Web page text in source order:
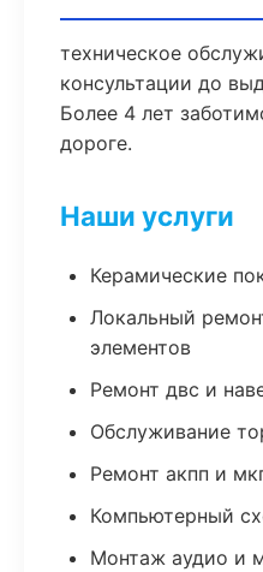
техническое
консультации до
Более 4 лет
дороге.
Наши услуги
Керамические
Локальный
элементов
Ремонт двс и
Обслуживание
Ремонт акпп и
Компьютерный
Монтаж аудио и